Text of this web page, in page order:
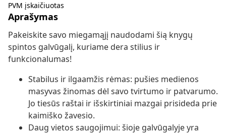
PVM įskaičiuotas
Aprašymas
Pakeiskite savo miegamąjį naudodami šią knygų
spintos galvūgalį, kuriame dera stilius ir
funkcionalumas!
Stabilus ir ilgaamžis rėmas: pušies medienos
masyvas žinomas dėl savo tvirtumo ir patvarumo.
Jo tiesūs raštai ir išskirtiniai mazgai prisideda prie
kaimiško žavesio.
Daug vietos saugojimui: šioje galvūgalyje yra